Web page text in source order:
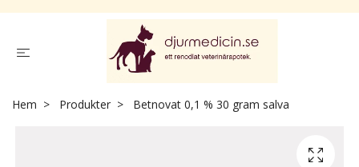
Hem Produkter Betnovat 0,1 % 30 gram salva